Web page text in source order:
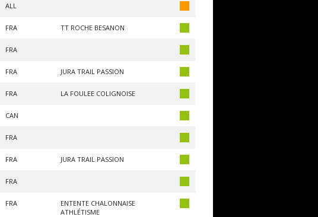
ALL
FRA TT ROCHE BESANON
FRA
FRA JURA TRAIL PASSION
FRA LA FOULEE COLIGNOISE
CAN
FRA
FRA JURA TRAIL PASSION
FRA
FRA
ENTENTE CHALONNAISE
ATHLÉTISME